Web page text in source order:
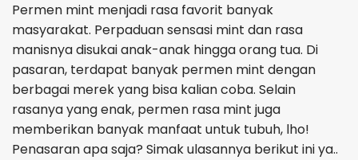
Permen mint menjadi rasa favorit banyak
masyarakat. Perpaduan sensasi mint dan rasa
manisnya disukai anak-anak hingga orang tua. Di
pasaran, terdapat banyak permen mint dengan
berbagai merek yang bisa kalian coba. Selain
rasanya yang enak, permen rasa mint juga
memberikan banyak manfaat untuk tubuh, lho!
Penasaran apa saja? Simak ulasannya berikut ini ya..